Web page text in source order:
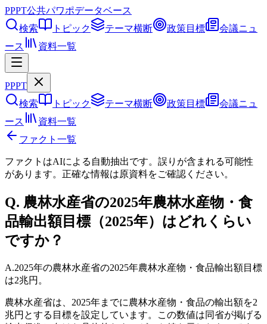
PPPT公共パワポデータベース
検索
トピック テーマ横断 政策目標
会議ニュ
ース
資料一覧
PPPT
検索
トピック テーマ横断 政策目標
会議ニュ
ース
資料一覧
ファクト一覧
ファクトはAIによる自動抽出です。誤りが含まれる可能性
があります。正確な情報は原資料をご確認ください。
Q. 農林水産省の2025年農林水産物・食
品輸出額目標（2025年）はどれくらい
ですか？
A.2025年の農林水産省の2025年農林水産物・食品輸出額目標
は2兆円。
農林水産省は、2025年までに農林水産物・食品の輸出額を2
兆円とする目標を設定しています。この数値は同省が掲げる